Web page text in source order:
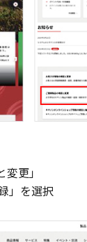
更」
」を選択